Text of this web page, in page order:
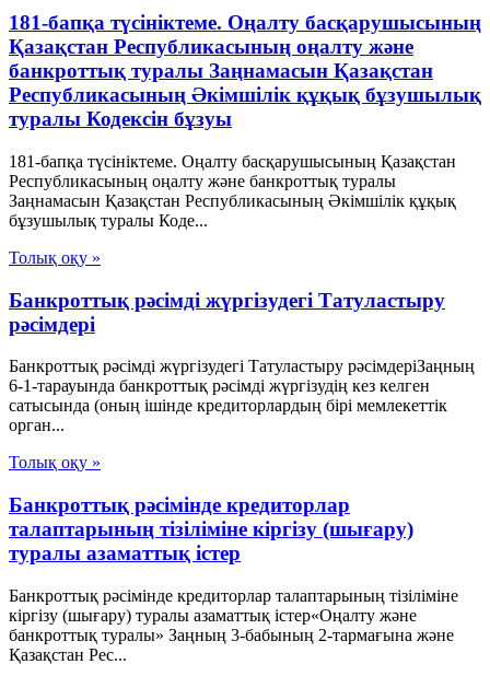
181-бапқа түсініктеме. Оңалту басқарушысының
Қазақстан Республикасының оңалту және
банкроттық туралы Заңнамасын Қазақстан
Республикасының Әкімшілік құқық бұзушылық
туралы Кодексін бұзуы
181-бапқа түсініктеме. Оңалту басқарушысының Қазақстан
Республикасының оңалту және банкроттық туралы
Заңнамасын Қазақстан Республикасының Әкімшілік құқық
бұзушылық туралы Коде...
Толық оқу »
Банкроттық рәсімді жүргізудегі Татуластыру
рәсімдері
Банкроттық рәсімді жүргізудегі Татуластыру рәсімдеріЗаңның
6-1-тарауында банкроттық рәсімді жүргізудің кез келген
сатысында (оның ішінде кредиторлардың бірі мемлекеттік
орган...
Толық оқу »
Банкроттық рәсімінде кредиторлар
талаптарының тізіліміне кіргізу (шығару)
туралы азаматтық істер
Банкроттық рәсімінде кредиторлар талаптарының тізіліміне
кіргізу (шығару) туралы азаматтық істер«Оңалту және
банкроттық туралы» Заңның 3-бабының 2-тармағына және
Қазақстан Рес...